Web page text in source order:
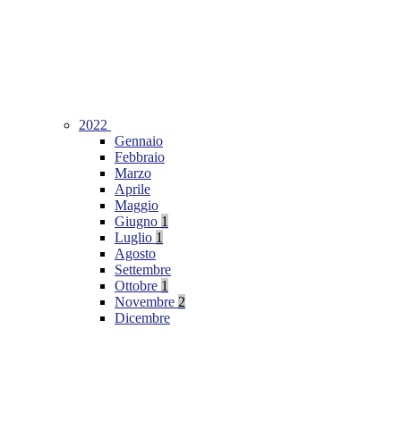
2022
Gennaio
Febbraio
Marzo
Aprile
Maggio
Giugno 1
Luglio 1
Agosto
Settembre
Ottobre 1
Novembre 2
Dicembre